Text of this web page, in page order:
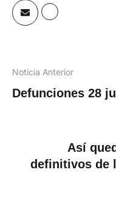
Defunciones 28
Así
definitivos de